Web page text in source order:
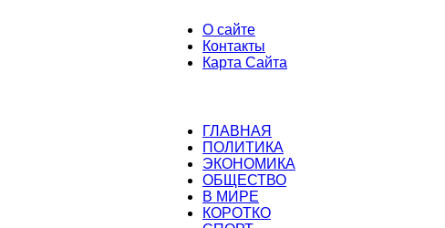
О сайте
Контакты
Карта Сайта
ГЛАВНАЯ
ПОЛИТИКА
ЭКОНОМИКА
ОБЩЕСТВО
В МИРЕ
КОРОТКО